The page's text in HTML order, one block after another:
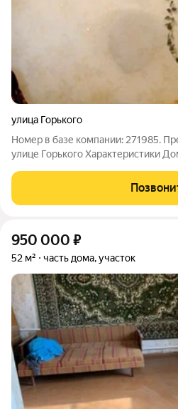
улица Горького
Номер в базе компании: 271985.
улице Горького Характеристики
пространства выполнено самым
площадью 5 сот.. Расположение Дом
950 000 ₽
52 м² часть дома, участок